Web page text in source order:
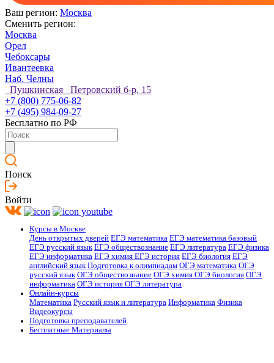
Ваш регион: Москва
Сменить регион:
Москва
Орел
Чебоксары
Ивантеевка
Наб. Челны
Пушкинская Петровский б-р, 15
+7 (800) 775-06-82
+7 (495) 984-09-27
Бесплатно по РФ
Поиск
Войти
Курсы в Москве
День открытых дверей ЕГЭ математика ЕГЭ математика базовый
ЕГЭ русский язык ЕГЭ обществознание ЕГЭ литература ЕГЭ физика
ЕГЭ информатика ЕГЭ химия ЕГЭ история ЕГЭ биология ЕГЭ
английский язык Подготовка к олимпиадам ОГЭ математика ОГЭ
русский язык ОГЭ обществознание ОГЭ химия ОГЭ биология ОГЭ
информатика ОГЭ история ОГЭ литература
Онлайн-курсы
Математика Русский язык и литература Информатика Физика
Видеокурсы
Подготовка преподавателей
Бесплатные Материалы